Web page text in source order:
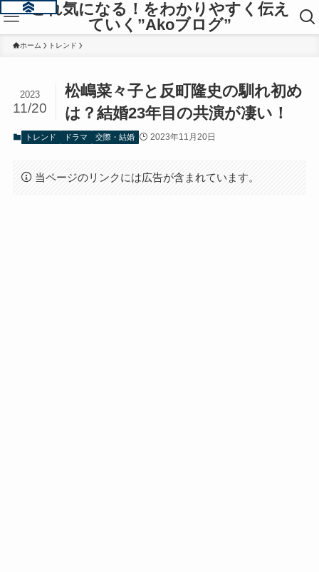
これ気になる！をわかりやすく伝え
ていく”Akoブログ”
ホーム トレンド
松嶋菜々子と反町隆史の馴れ初め
は？結婚23年目の共演が凄い！
2023
11/20
トレンド ドラマ 交際・結婚 2023年11月20日
当ページのリンクには広告が含まれています。